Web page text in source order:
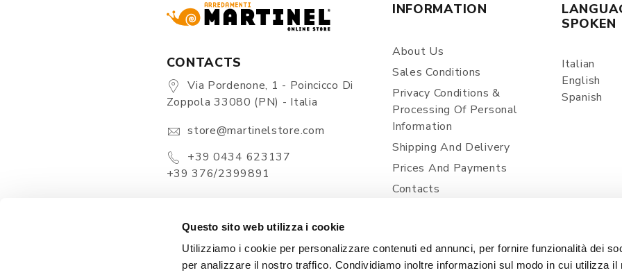
Questo sito web utilizza i cookie
Utilizziamo i cookie per personalizzare contenuti ed annunci, per fornire funzionalità dei
per analizzare il nostro traffico. Condividiamo inoltre informazioni sul modo in cui utilizza il
CONTACTS
Via Pordenone, 1 - Poincicco Di
Zoppola 33080 (PN) - Italia
store@martinelstore.com
+39 0434 623137
+39 376/2399891
INFORMATION
About Us
Sales Conditions
Privacy Conditions &
Processing Of Personal
Information
Shipping And Delivery
Prices And Payments
Contacts
SPOKEN
Italian
English
Spanish